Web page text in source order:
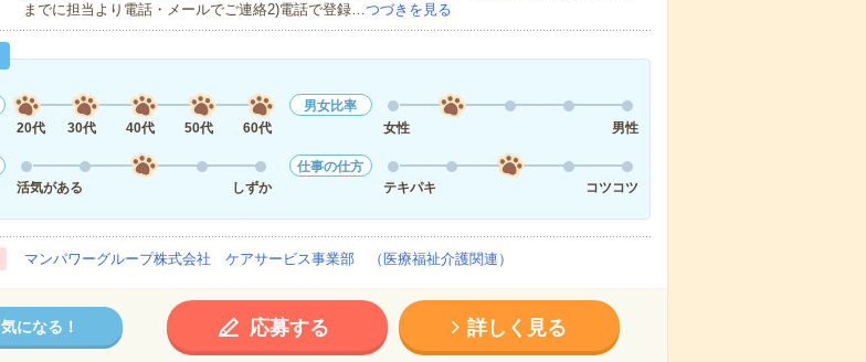
までに担当より電話・メールでご連絡2)電話で登録…つづきを見る
20代
30代 40代 50代 60代
男女比率
女性
男性
活気がある
しずか
仕事の仕方
テキパキ
コツコツ
マンパワーグループ株式会社 ケアサービス事業部 （医療福祉介護関連）
気になる！ 応募する 詳しく見る